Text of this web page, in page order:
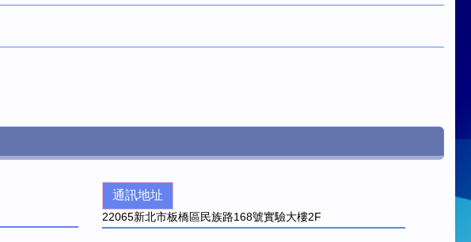
通訊地址
22065新北市板橋區民族路168號實驗大樓2F